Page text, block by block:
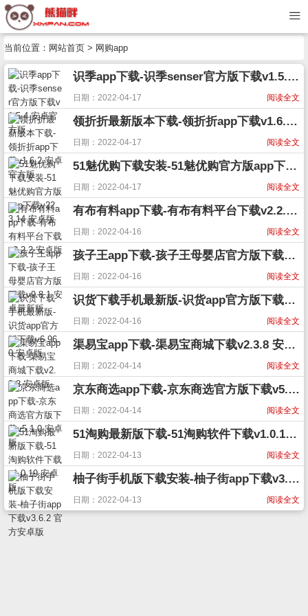
当前位置： 网站首页 > 网购app
识季app下载-识季senser官方版下载v1.5.4 安卓官方版
阅读全文
日期：2022-04-17
领折折最新版本下载-领折折app下载v1.6.2 安卓官方版
阅读全文
日期：2022-04-17
51魅优购下载安装-51魅优购官方版app下载v22.3.14 安卓版
阅读全文
日期：2022-04-17
有布有料app下载-有布有料平台下载v2.2.2 安卓版
阅读全文
日期：2022-04-16
孩子王app下载-孩子王母婴店官方版下载v9.8.1 安卓最新版
阅读全文
日期：2022-04-16
识货下载手机最新版-识货app官方版下载v6.96.0 安卓版
阅读全文
日期：2022-04-16
渠易宝app下载-渠易宝商城下载v2.3.8 安卓版
阅读全文
日期：2022-04-14
京东商选app下载-京东商选官方版下载v5.1.0 安卓版
阅读全文
日期：2022-04-14
51淘购最新版下载-51淘购软件下载v1.0.19 安卓版
阅读全文
日期：2022-04-13
柚子街手机版下载安装-柚子街app下载v3.6.2 官方安卓版
阅读全文
日期：2022-04-13